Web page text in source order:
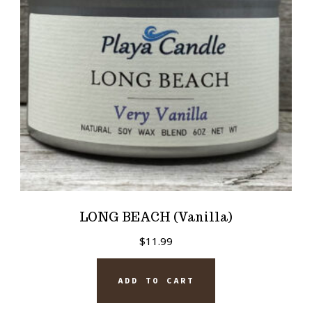
LONG BEACH (Vanilla)
$11.99
ADD TO CART